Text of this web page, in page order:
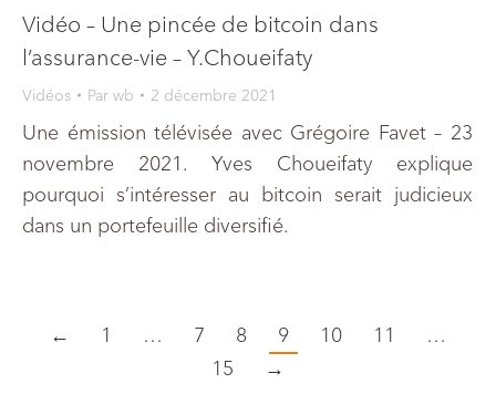
Vidéo – Une pincée de bitcoin dans
l’assurance-vie – Y.Choueifaty
Vidéos Par wb 2 décembre 2021
Une émission télévisée avec Grégoire Favet – 23
novembre 2021. Yves Choueifaty explique
pourquoi s’intéresser au bitcoin serait judicieux
dans un portefeuille diversifié.
← 1 … 7 8 9 10 11
…
15
→